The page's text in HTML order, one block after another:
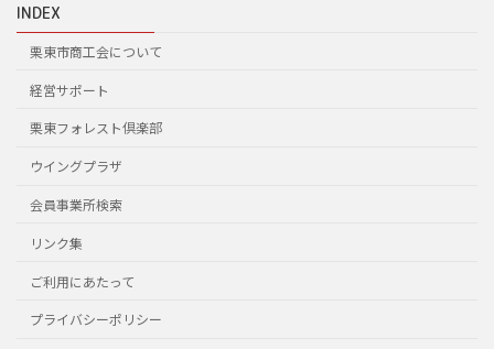
INDEX
栗東市商工会について
経営サポート
栗東フォレスト倶楽部
ウイングプラザ
会員事業所検索
リンク集
ご利用にあたって
プライバシーポリシー